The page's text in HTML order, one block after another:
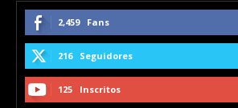
2,459 Fans
216 Seguidores
125 Inscritos